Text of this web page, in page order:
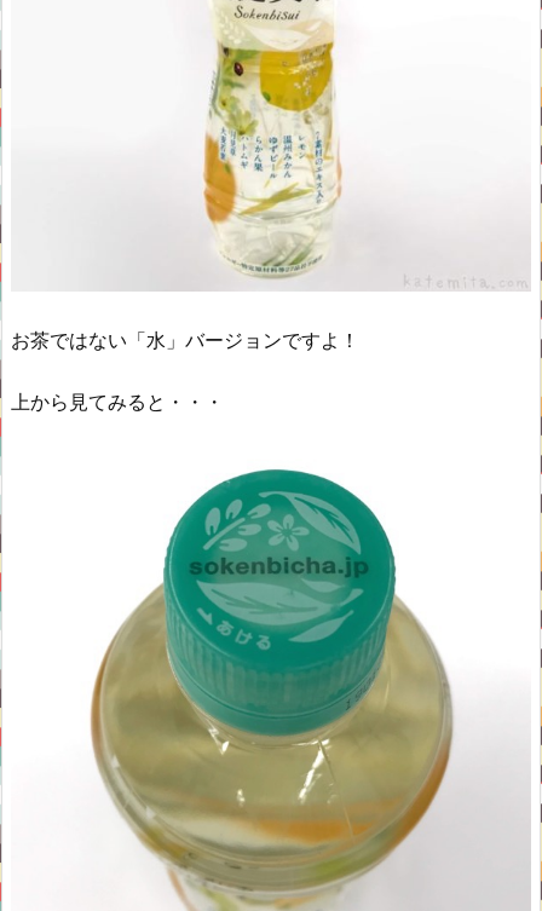
お茶ではない「水」バージョンですよ！
上から見てみると・・・